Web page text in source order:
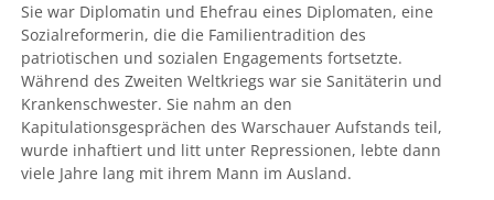
Sie war Diplomatin und Ehefrau eines Diplomaten, eine
Sozialreformerin, die die Familientradition des
patriotischen und sozialen Engagements fortsetzte.
Während des Zweiten Weltkriegs war sie Sanitäterin und
Krankenschwester. Sie nahm an den
Kapitulationsgesprächen des Warschauer Aufstands teil,
wurde inhaftiert und litt unter Repressionen, lebte dann
viele Jahre lang mit ihrem Mann im Ausland.